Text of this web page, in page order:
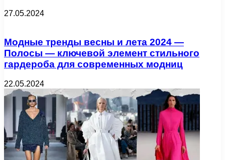
27.05.2024
Модные тренды весны и лета 2024 —
Полосы — ключевой элемент стильного
гардероба для современных модниц
22.05.2024